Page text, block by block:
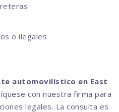
o ilegales
automovilístico en East
con nuestra firma para
legales. La consulta es